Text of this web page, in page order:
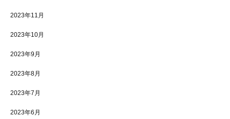
2023年11月
2023年10月
2023年9月
2023年8月
2023年7月
2023年6月